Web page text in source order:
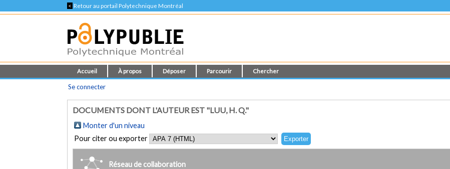
< Retour au portail Polytechnique Montréal
Accueil À propos Déposer Parcourir Chercher
Se connecter
DOCUMENTS DONT L'AUTEUR EST "LUU, H. Q."
Monter d'un niveau
Pour citer ou exporter
Réseau de collaboration